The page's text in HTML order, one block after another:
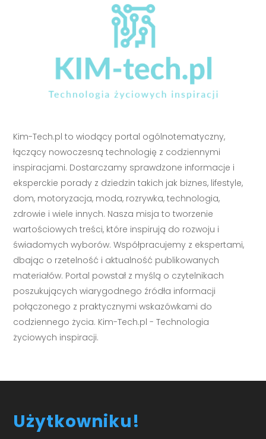
Kim-Tech.pl to wiodący portal ogólnotematyczny,
łączący nowoczesną technologię z codziennymi
inspiracjami. Dostarczamy sprawdzone informacje i
eksperckie porady z dziedzin takich jak biznes, lifestyle,
dom, motoryzacja, moda, rozrywka, technologia,
zdrowie i wiele innych. Nasza misja to tworzenie
wartościowych treści, które inspirują do rozwoju i
świadomych wyborów. Współpracujemy z ekspertami,
dbając o rzetelność i aktualność publikowanych
materiałów. Portal powstał z myślą o czytelnikach
poszukujących wiarygodnego źródła informacji
połączonego z praktycznymi wskazówkami do
codziennego życia. Kim-Tech.pl - Technologia
życiowych inspiracji.
Użytkowniku!